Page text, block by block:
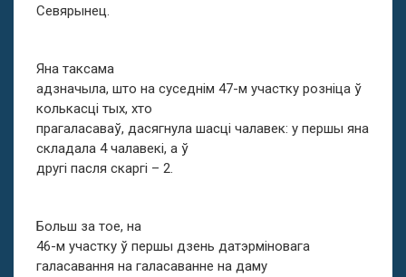
Севярынец.
Яна таксама
адзначыла, што на суседнім 47-м участку розніца ў
колькасці тых, хто
прагаласаваў, дасягнула шасці чалавек: у першы яна
складала 4 чалавекі, а ў
другі пасля скаргі – 2.
Больш за тое, на
46-м участку ў першы дзень датэрміновага
галасавання на галасаванне на даму